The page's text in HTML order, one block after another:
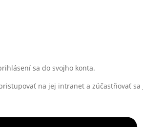
sa do svojho konta.
na jej intranet a zúčastňovať